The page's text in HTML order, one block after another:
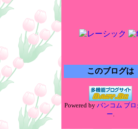
このブログは
Powered by バンコム ブロ
ー.